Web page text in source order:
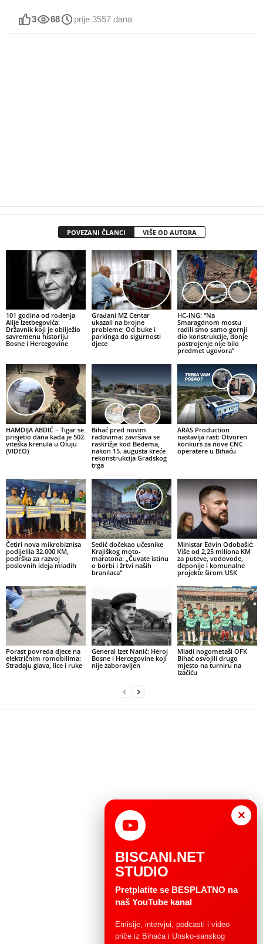
3 68 prije 3557 dana
POVEZANI ČLANCI VIŠE OD AUTORA
101 godina od rođenja
Alije Izetbegovića:
Državnik koji je obilježio
savremenu historiju
Bosne i Hercegovine
Građani MZ Centar
ukazali na brojne
probleme: Od buke i
parkinga do sigurnosti
djece
HC-ING: “Na
Smaragdnom mostu
radili smo samo gornji
dio konstrukcije, donje
postrojenje nije bilo
predmet ugovora”
HAMDIJA ABDIĆ – Tigar se
prisjetio dana kada je 502.
viteška krenula u Oluju
(VIDEO)
Bihać pred novim
radovima: završava se
raskrižje kod Bedema,
nakon 15. augusta kreće
rekonstrukcija Gradskog
trga
ARAS Production
nastavlja rast: Otvoren
konkurs za nove CNC
operatere u Bihaću
Četiri nova mikrobiznisa
podijelila 32.000 KM,
podrška za razvoj
poslovnih ideja mladih
Sedić dočekao učesnike
Krajiškog moto-
maratona: „Čuvate istinu
o borbi i žrtvi naših
branilaca“
Ministar Edvin Odobašić:
Više od 2,25 miliona KM
za puteve, vodovode,
deponije i komunalne
projekte širom USK
Porast povreda djece na
električnim romobilima:
Stradaju glava, lice i ruke
General Izet Nanić: Heroj
Bosne i Hercegovine koji
nije zaboravljen
Mladi nogometaši OFK
Bihać osvojili drugo
mjesto na turniru na
Izačiću
×
BISCANI.NET
STUDIO
Pretplatite se BESPLATNO na
naš YouTube kanal
Emisije, intervjui, podcasti i video
priče iz Bihaća i Unsko-sanskog